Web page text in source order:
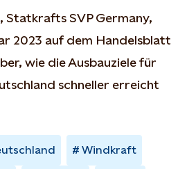
Statkrafts SVP Germany,
2023 auf dem Handelsblatt
wie die Ausbauziele für
schneller erreicht
Windkraft